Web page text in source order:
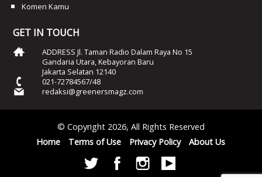
Komen Kamu
GET IN TOUCH
ADDRESS Jl. Taman Radio Dalam Raya No 15
Gandaria Utara, Kebayoran Baru
Jakarta Selatan 12140
021-72784567/48
redaksi@greenersmagz.com
© Copyright 2026, All Rights Reserved
Home
Terms of Use Privacy Policy About Us